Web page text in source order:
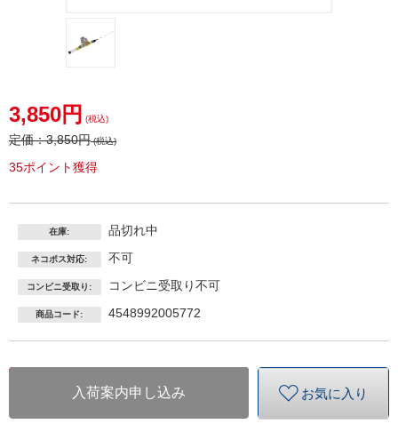
3,850円 (税込)
定価：3,850円(税込)
35ポイント獲得
在庫: 品切れ中
ネコポス対応: 不可
コンビニ受取り: コンビニ受取り不可
商品コード: 4548992005772
入荷案内申し込み お気に入り